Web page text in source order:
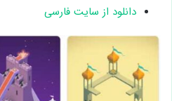
دانلود از سایت فارسی